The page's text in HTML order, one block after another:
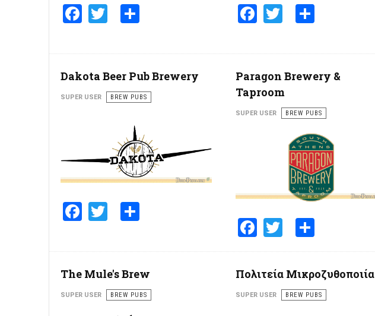
Facebook
Twitter Facebook
Twitter
Dakota Beer Pub Brewery
SUPER USER BREW PUBS
Facebook
Twitter
Paragon Brewery &
Taproom
SUPER USER BREW PUBS
Facebook
Twitter
The Mule's Brew
SUPER USER BREW PUBS
Πολιτεία Μικροζυθοποιία
SUPER USER BREW PUBS